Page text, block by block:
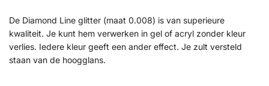
De Diamond Line glitter (maat 0.008) is van superieure
kwaliteit. Je kunt hem verwerken in gel of acryl zonder kleur
verlies. Iedere kleur geeft een ander effect. Je zult versteld
staan van de hoogglans.